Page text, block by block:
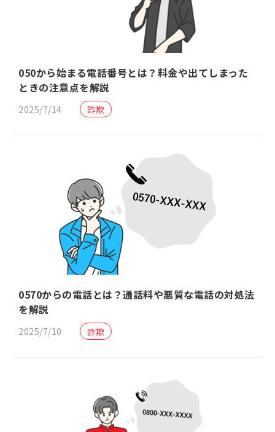
050から始まる電話番号とは？料金や出てしまった
ときの注意点を解説
2025/7/14 詐欺
0570からの電話とは？通話料や悪質な電話の対処法
を解説
2025/7/10 詐欺